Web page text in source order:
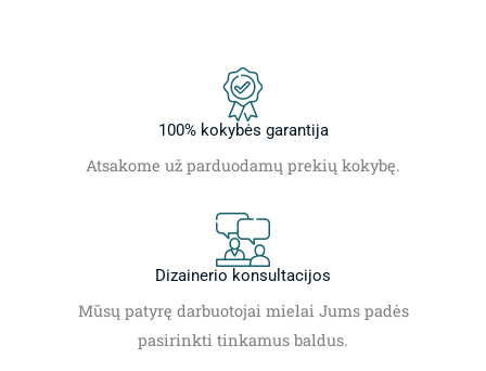
100% kokybės garantija
Atsakome už parduodamų prekių kokybę.
Dizainerio konsultacijos
Mūsų patyrę darbuotojai mielai Jums padės
pasirinkti tinkamus baldus.